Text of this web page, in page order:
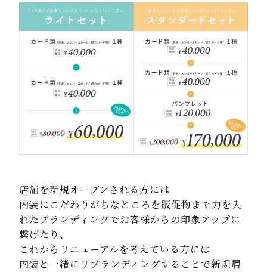
店舗を新規オープンされる方には
内装にこだわりがちなところを販促物まで力を入
れたブランディングでお客様からの印象アップに
繋げたり、
これからリニューアルを考えている方には
内装と一緒にリブランディングすることで新規層